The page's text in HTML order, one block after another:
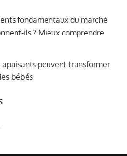
fondamentaux du marché
ils ? Mieux comprendre
peuvent transformer
bébés